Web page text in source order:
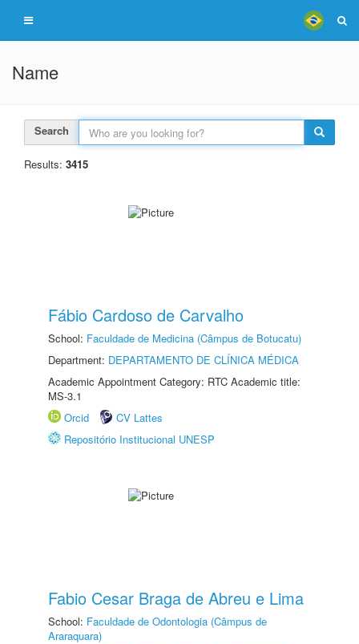
Name
Search
Results: 3415
Fábio Cardoso de Carvalho
School: Faculdade de Medicina (Câmpus de Botucatu)
Department: DEPARTAMENTO DE CLÍNICA MÉDICA
Academic Appointment Category: RTC Academic title:
MS-3.1
Orcid
CV Lattes
Repositório Institucional UNESP
Fabio Cesar Braga de Abreu e Lima
School: Faculdade de Odontologia (Câmpus de
Araraquara)